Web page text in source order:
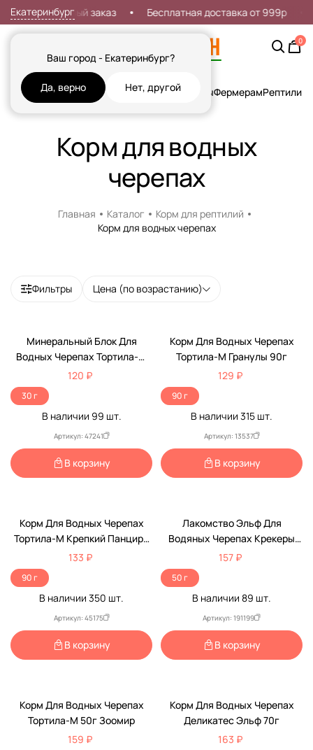
Екатеринбург
Ваш город - Екатеринбург?
Да, верно Нет, другой
7% на первый заказ Бесплатная доставка от 999р
0
Кошки СобакиРыбы Грызуны и Хорьки ПтицыФермерамРептилии
Корм для водных
черепах
Главная Каталог
Корм для рептилий
Корм для водных черепах
Фильтры Цена (по возрастанию)
Минеральный Блок Для
Водных Черепах Тортила-М
Ca+D3 30г Зоомир
120 ₽
30 г
В наличии 99 шт.
Артикул: 47241
В корзину
Корм Для Водных Черепах
Тортила-М Гранулы 90г
129 ₽
90 г
В наличии 315 шт.
Артикул: 13537
В корзину
Корм Для Водных Черепах
Тортила-М Крепкий Панцирь
С Кальцием 90г Зоомир
133 ₽
90 г
В наличии 350 шт.
Артикул: 45175
В корзину
Лакомство Эльф Для
Водяных Черепах Крекеры
Новинка 50г
157 ₽
50 г
В наличии 89 шт.
Артикул: 191199
В корзину
Корм Для Водных Черепах
Тортила-М 50г Зоомир
159 ₽
Корм Для Водных Черепах
Деликатес Эльф 70г
163 ₽